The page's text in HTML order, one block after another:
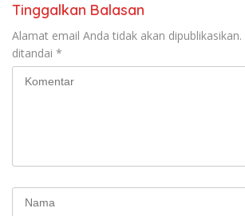
Tinggalkan Balasan
Alamat email Anda tidak akan dipublikasikan.
ditandai *